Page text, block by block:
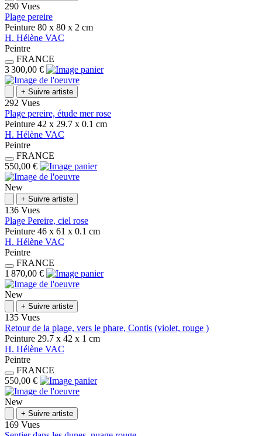
290 Vues
Plage pereire
Peinture 80 x 80 x 2 cm
H. Hélène VAC
Peintre
FRANCE
3 300,00 €
+ Suivre artiste
292 Vues
Plage pereire, étude mer rose
Peinture 42 x 29.7 x 0.1 cm
H. Hélène VAC
Peintre
FRANCE
550,00 €
New
+ Suivre artiste
136 Vues
Plage Pereire, ciel rose
Peinture 46 x 61 x 0.1 cm
H. Hélène VAC
Peintre
FRANCE
1 870,00 €
New
+ Suivre artiste
135 Vues
Retour de la plage, vers le phare, Contis (violet, rouge )
Peinture 29.7 x 42 x 1 cm
H. Hélène VAC
Peintre
FRANCE
550,00 €
New
+ Suivre artiste
169 Vues